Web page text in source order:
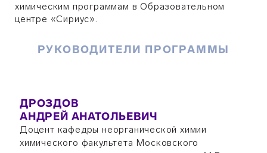
химическим программам в Образовательном
центре «Сириус».
РУКОВОДИТЕЛИ ПРОГРАММЫ
ДРОЗДОВ
АНДРЕЙ АНАТОЛЬЕВИЧ
Доцент кафедры неорганической химии
химического факультета Московского